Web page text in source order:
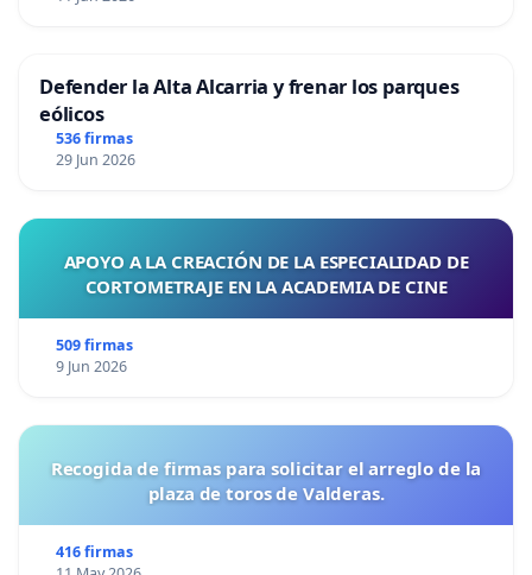
Defender la Alta Alcarria y frenar los parques
eólicos
536 firmas
29 Jun 2026
APOYO A LA CREACIÓN DE LA ESPECIALIDAD DE
CORTOMETRAJE EN LA ACADEMIA DE CINE
509 firmas
9 Jun 2026
Recogida de firmas para solicitar el arreglo de la
plaza de toros de Valderas.
416 firmas